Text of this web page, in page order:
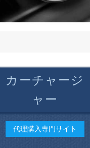
カーチャージ
ャー
代理購入専門サイト